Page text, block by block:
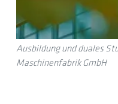
Ausbildung und duales
Maschinenfabrik GmbH